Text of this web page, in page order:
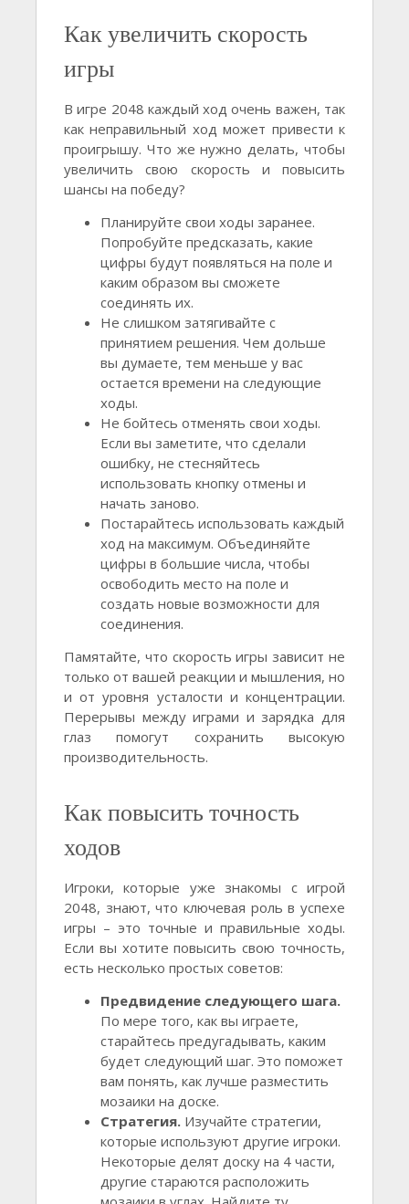
Как увеличить скорость
игры
В игре 2048 каждый ход очень важен, так
как неправильный ход может привести к
проигрышу. Что же нужно делать, чтобы
увеличить свою скорость и повысить
шансы на победу?
Планируйте свои ходы заранее.
Попробуйте предсказать, какие
цифры будут появляться на поле и
каким образом вы сможете
соединять их.
Не слишком затягивайте с
принятием решения. Чем дольше
вы думаете, тем меньше у вас
остается времени на следующие
ходы.
Не бойтесь отменять свои ходы.
Если вы заметите, что сделали
ошибку, не стесняйтесь
использовать кнопку отмены и
начать заново.
Постарайтесь использовать каждый
ход на максимум. Объединяйте
цифры в большие числа, чтобы
освободить место на поле и
создать новые возможности для
соединения.
Памятайте, что скорость игры зависит не
только от вашей реакции и мышления, но
и от уровня усталости и концентрации.
Перерывы между играми и зарядка для
глаз помогут сохранить высокую
производительность.
Как повысить точность
ходов
Игроки, которые уже знакомы с игрой
2048, знают, что ключевая роль в успехе
игры – это точные и правильные ходы.
Если вы хотите повысить свою точность,
есть несколько простых советов:
Предвидение следующего шага.
По мере того, как вы играете,
старайтесь предугадывать, каким
будет следующий шаг. Это поможет
вам понять, как лучше разместить
мозаики на доске.
Стратегия. Изучайте стратегии,
которые используют другие игроки.
Некоторые делят доску на 4 части,
другие стараются расположить